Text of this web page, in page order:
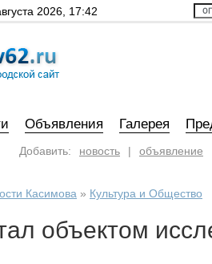
2026, 17:42
Объявления Галерея
Добавить: новость | объявление
Касимова » Культура и Общество
объектом